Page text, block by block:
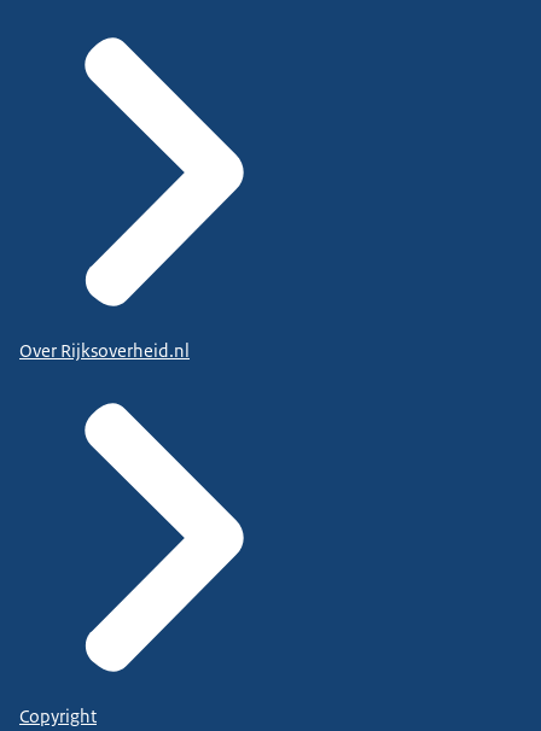
Over Rijksoverheid.nl
Copyright